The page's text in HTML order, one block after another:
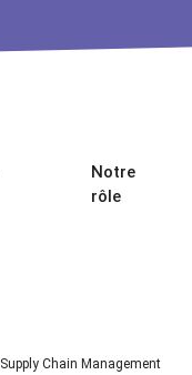
Notre
rôle
Supply Chain Management